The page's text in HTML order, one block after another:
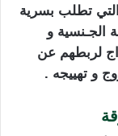
التي تطلب بسرية
الجـنسية و
لربطهم عن
و تهييجه .